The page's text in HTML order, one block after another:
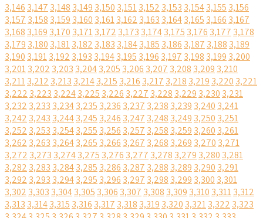
3,146 3,147 3,148 3,149 3,150 3,1513,152 3,153 3,1543,155 3,156
3,157 3,158 3,159 3,160 3,1613,162 3,163 3,1643,165 3,166 3,167
3,168 3,169 3,170 3,1713,172 3,173 3,1743,175 3,176 3,177 3,178
3,179 3,180 3,1813,182 3,183 3,1843,185 3,186 3,187 3,188 3,189
3,190 3,1913,192 3,193 3,1943,195 3,196 3,197 3,198 3,199 3,200
3,2013,202 3,203 3,2043,205 3,206 3,207 3,208 3,209 3,210
3,2113,212 3,213 3,2143,215 3,216 3,217 3,218 3,219 3,220 3,221
3,222 3,223 3,2243,225 3,226 3,227 3,228 3,229 3,230 3,231
3,232 3,233 3,2343,235 3,236 3,237 3,238 3,239 3,240 3,241
3,242 3,243 3,2443,245 3,246 3,247 3,248 3,249 3,250 3,251
3,252 3,253 3,2543,255 3,256 3,257 3,258 3,259 3,260 3,261
3,262 3,263 3,2643,265 3,266 3,267 3,268 3,269 3,270 3,271
3,272 3,273 3,2743,275 3,276 3,277 3,278 3,279 3,280 3,281
3,282 3,283 3,2843,285 3,286 3,287 3,288 3,289 3,290 3,291
3,292 3,293 3,2943,295 3,296 3,297 3,298 3,299 3,300 3,301
3,302 3,303 3,3043,305 3,306 3,307 3,308 3,309 3,310 3,3113,312
3,313 3,3143,315 3,316 3,317 3,318 3,319 3,320 3,3213,322 3,323